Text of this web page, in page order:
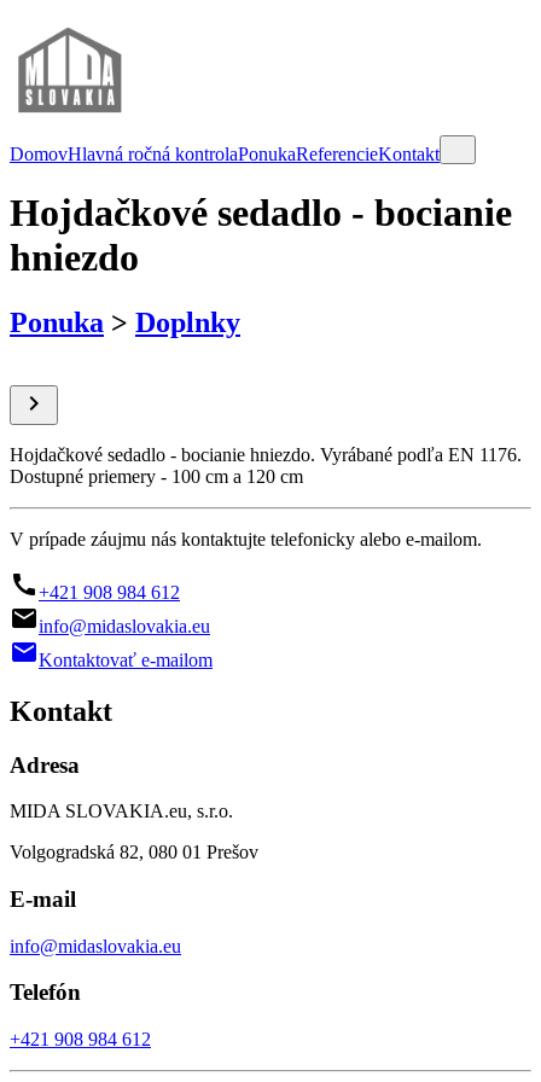
DomovHlavná ročná kontrolaPonukaReferencieKontakt
Hojdačkové sedadlo - bocianie
hniezdo
Ponuka > Doplnky

Hojdačkové sedadlo - bocianie hniezdo. Vyrábané podľa EN 1176.
Dostupné priemery - 100 cm a 120 cm
V prípade záujmu nás kontaktujte telefonicky alebo e-mailom.
+421 908 984 612
info@midaslovakia.eu
Kontaktovať e-mailom
Kontakt
Adresa
MIDA SLOVAKIA.eu, s.r.o.
Volgogradská 82, 080 01 Prešov
E-mail
info@midaslovakia.eu
Telefón
+421 908 984 612